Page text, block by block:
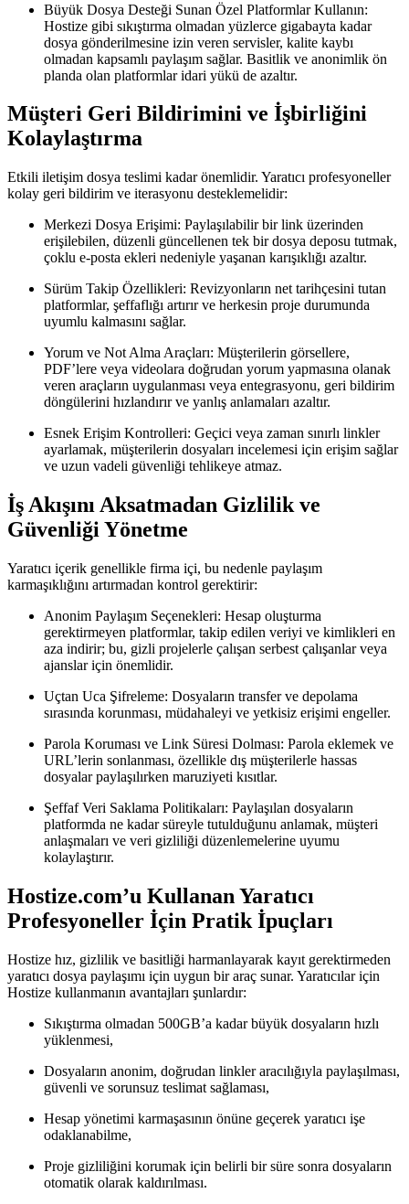
Büyük Dosya Desteği Sunan Özel Platformlar Kullanın:
Hostize gibi sıkıştırma olmadan yüzlerce gigabayta kadar
dosya gönderilmesine izin veren servisler, kalite kaybı
olmadan kapsamlı paylaşım sağlar. Basitlik ve anonimlik ön
planda olan platformlar idari yükü de azaltır.
Müşteri Geri Bildirimini ve İşbirliğini
Kolaylaştırma
Etkili iletişim dosya teslimi kadar önemlidir. Yaratıcı profesyoneller
kolay geri bildirim ve iterasyonu desteklemelidir:
Merkezi Dosya Erişimi: Paylaşılabilir bir link üzerinden
erişilebilen, düzenli güncellenen tek bir dosya deposu tutmak,
çoklu e-posta ekleri nedeniyle yaşanan karışıklığı azaltır.
Sürüm Takip Özellikleri: Revizyonların net tarihçesini tutan
platformlar, şeffaflığı artırır ve herkesin proje durumunda
uyumlu kalmasını sağlar.
Yorum ve Not Alma Araçları: Müşterilerin görsellere,
PDF’lere veya videolara doğrudan yorum yapmasına olanak
veren araçların uygulanması veya entegrasyonu, geri bildirim
döngülerini hızlandırır ve yanlış anlamaları azaltır.
Esnek Erişim Kontrolleri: Geçici veya zaman sınırlı linkler
ayarlamak, müşterilerin dosyaları incelemesi için erişim sağlar
ve uzun vadeli güvenliği tehlikeye atmaz.
İş Akışını Aksatmadan Gizlilik ve
Güvenliği Yönetme
Yaratıcı içerik genellikle firma içi, bu nedenle paylaşım
karmaşıklığını artırmadan kontrol gerektirir:
Anonim Paylaşım Seçenekleri: Hesap oluşturma
gerektirmeyen platformlar, takip edilen veriyi ve kimlikleri en
aza indirir; bu, gizli projelerle çalışan serbest çalışanlar veya
ajanslar için önemlidir.
Uçtan Uca Şifreleme: Dosyaların transfer ve depolama
sırasında korunması, müdahaleyi ve yetkisiz erişimi engeller.
Parola Koruması ve Link Süresi Dolması: Parola eklemek ve
URL’lerin sonlanması, özellikle dış müşterilerle hassas
dosyalar paylaşılırken maruziyeti kısıtlar.
Şeffaf Veri Saklama Politikaları: Paylaşılan dosyaların
platformda ne kadar süreyle tutulduğunu anlamak, müşteri
anlaşmaları ve veri gizliliği düzenlemelerine uyumu
kolaylaştırır.
Hostize.com’u Kullanan Yaratıcı
Profesyoneller İçin Pratik İpuçları
Hostize hız, gizlilik ve basitliği harmanlayarak kayıt gerektirmeden
yaratıcı dosya paylaşımı için uygun bir araç sunar. Yaratıcılar için
Hostize kullanmanın avantajları şunlardır:
Sıkıştırma olmadan 500GB’a kadar büyük dosyaların hızlı
yüklenmesi,
Dosyaların anonim, doğrudan linkler aracılığıyla paylaşılması,
güvenli ve sorunsuz teslimat sağlaması,
Hesap yönetimi karmaşasının önüne geçerek yaratıcı işe
odaklanabilme,
Proje gizliliğini korumak için belirli bir süre sonra dosyaların
otomatik olarak kaldırılması.